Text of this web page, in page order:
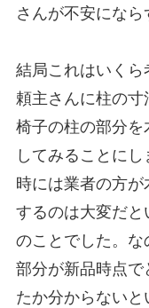
さんが不安になら
結局これはいく
頼主さんに柱の
椅子の柱の部分
してみることに
時には業者の方
するのは大変だと
のことでした。
部分が新品時点で
たか分からないと